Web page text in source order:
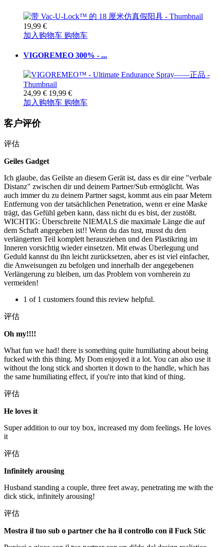
19,99 €
加入购物车 购物车
VIGOREMEO 300% - ...
24,99 € 19,99 €
加入购物车 购物车
客户评价
评估
Geiles Gadget
Ich glaube, das Geilste an diesem Gerät ist, dass es dir eine "verbale
Distanz" zwischen dir und deinem Partner/Sub ermöglicht. Was
auch immer du zu deinem Partner sagst, kommt aus ein paar Metern
Entfernung von der tatsächlichen Penetration, wenn er eine Maske
trägt, das Gefühl geben kann, dass nicht du es bist, der zustößt.
WICHTIG: Überschreite NIEMALS die maximale Länge die auf
dem Schaft angegeben ist!! Wenn du das tust, musst du den
verlängerten Teil komplett herausziehen und den Plastikring im
Inneren vorsichtig wieder einsetzen. Mit etwas Überlegung und
Geduld kannst du ihn leicht zurücksetzen, aber es ist viel einfacher,
die Anweisungen zu befolgen und innerhalb der angegebenen
Verlängerung zu bleiben, um das Problem von vornherein zu
vermeiden!
1 of 1 customers found this review helpful.
评估
Oh my!!!!
What fun we had! there is something quite humiliating about being
fucked with this thing. My Dom enjoyed it a lot. You can also use it
without the long stick and shorten it down to the handle, which has
the same humiliating effect, if you're into that kind of thing.
评估
He loves it
Super addition to our toy box, increased my dom feelings. He loves
it
评估
Infinitely arousing
Husband standing a couple, three feet away, penetrating me with the
dick stick, infinitely arousing!
评估
Mostra il tuo sub o partner che ha il controllo con il Fuck Stic